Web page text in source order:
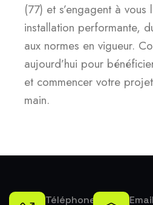
(77) et s’engagent à vous
installation performante,
aux normes en vigueur.
aujourd’hui pour
et commencer votre
main.
Téléphone Email